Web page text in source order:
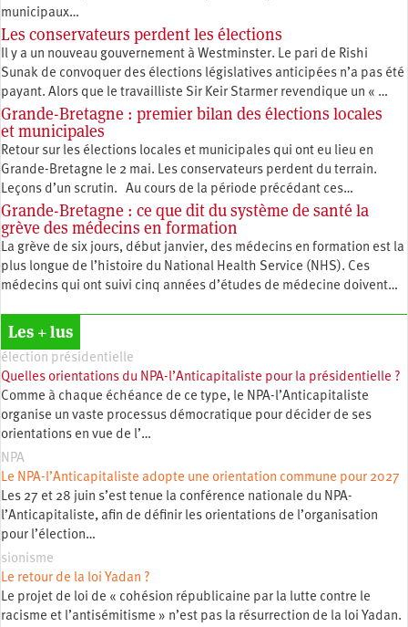
municipaux…
Les conservateurs perdent les élections
Il y a un nouveau gouvernement à Westminster. Le pari de Rishi
Sunak de convoquer des élections législatives anticipées n’a pas été
payant. Alors que le travailliste Sir Keir Starmer revendique un « …
Grande-Bretagne : premier bilan des élections locales
et municipales
Retour sur les élections locales et municipales qui ont eu lieu en
Grande-Bretagne le 2 mai. Les conservateurs perdent du terrain.
Leçons d’un scrutin. Au cours de la période précédant ces…
Grande-Bretagne : ce que dit du système de santé la
grève des médecins en formation
La grève de six jours, début janvier, des médecins en formation est la
plus longue de l’histoire du National Health Service (NHS). Ces
médecins qui ont suivi cinq années d’études de médecine doivent…
Les + lus
élection présidentielle
Quelles orientations du NPA-l’Anticapitaliste pour la présidentielle ?
Comme à chaque échéance de ce type, le NPA-l’Anticapitaliste
organise un vaste processus démocratique pour décider de ses
orientations en vue de l’…
NPA
Le NPA-l’Anticapitaliste adopte une orientation commune pour 2027
Les 27 et 28 juin s’est tenue la conférence nationale du NPA-
l’Anticapitaliste, afin de définir les orientations de l’organisation
pour l’élection…
sionisme
Le retour de la loi Yadan ?
Le projet de loi de « cohésion républicaine par la lutte contre le
racisme et l’antisémitisme » n’est pas la résurrection de la loi Yadan.